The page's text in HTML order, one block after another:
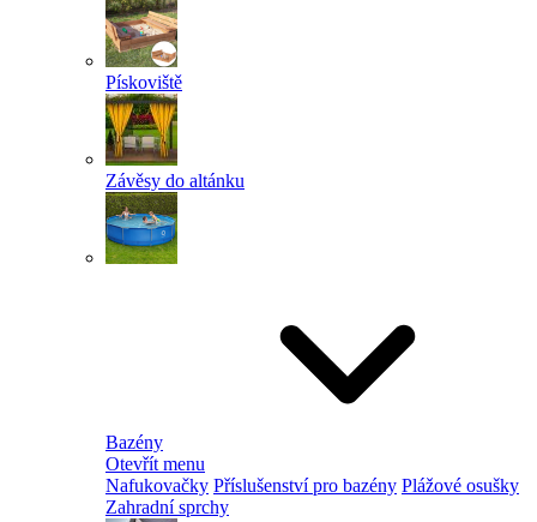
Pískoviště
Závěsy do altánku
Bazény
Otevřít menu
Nafukovačky Příslušenství pro bazény Plážové osušky
Zahradní sprchy